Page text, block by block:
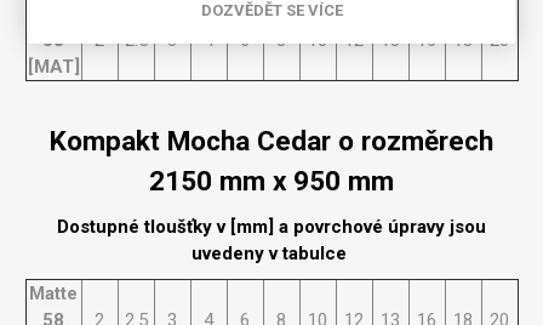
58
[MAT]
2 2.5 3 4 6 8 10 12 13 16 18 20
Kompakt Mocha Cedar o rozměrech
2150 mm x 950 mm
Dostupné tloušťky v [mm] a povrchové úpravy jsou
uvedeny v tabulce
Matte
58
2 2.5 3 4 6 8 10 12 13 16 18 20
DOZVĚDĚT SE VÍCE